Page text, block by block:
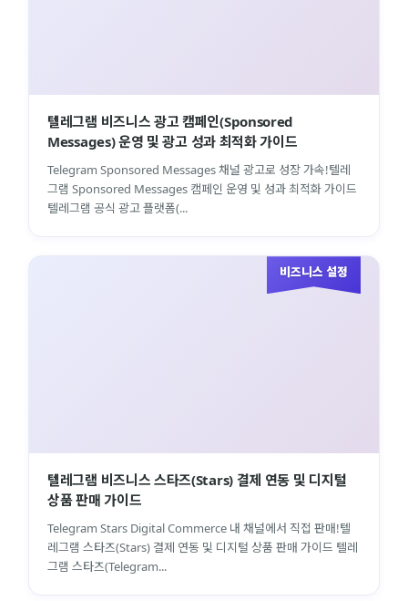
텔레그램 비즈니스 광고 캠페인(Sponsored
Messages) 운영 및 광고 성과 최적화 가이드
Telegram Sponsored Messages 채널 광고로 성장 가속!텔레
그램 Sponsored Messages 캠페인 운영 및 성과 최적화 가이드
텔레그램 공식 광고 플랫폼(...
비즈니스 설정
텔레그램 비즈니스 스타즈(Stars) 결제 연동 및 디지털
상품 판매 가이드
Telegram Stars Digital Commerce 내 채널에서 직접 판매!텔
레그램 스타즈(Stars) 결제 연동 및 디지털 상품 판매 가이드 텔레
그램 스타즈(Telegram...